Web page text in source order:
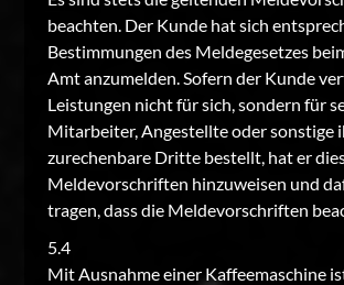
beachten. Der Kunde hat sich
Bestimmungen des Meldegesetzes
Amt anzumelden. Sofern der Kunde
Leistungen nicht für sich, sondern für
Mitarbeiter, Angestellte oder sonstige
zurechenbare Dritte bestellt, hat er
Meldevorschriften hinzuweisen und
tragen, dass die Meldevorschriften
5.4
Mit Ausnahme einer Kaffeemaschine